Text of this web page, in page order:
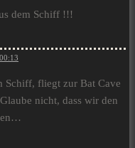
dem Schiff !!!
Schiff, fliegt zur Bat Cave
nicht, dass wir den